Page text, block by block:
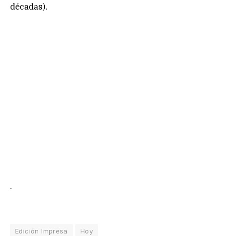
décadas).
.
Edición Impresa Hoy